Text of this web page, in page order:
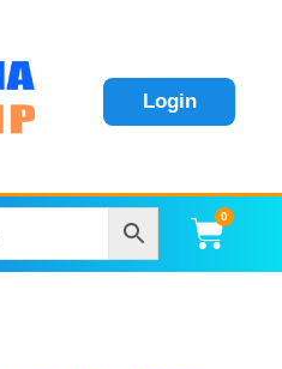
Login
0